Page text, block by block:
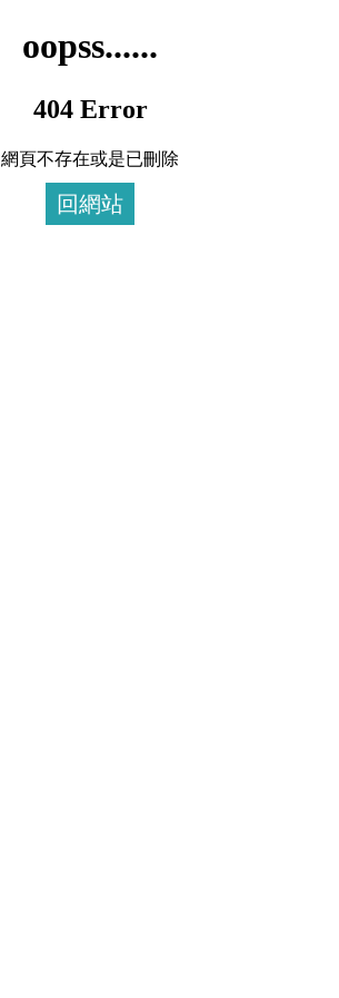
oopss......
404 Error
網頁不存在或是已刪除
回網站